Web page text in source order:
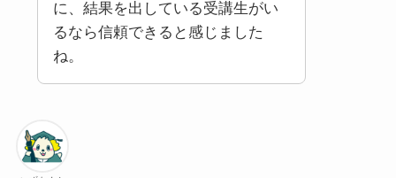
に、結果を出している受講生がい
るなら信頼できると感じました
ね。